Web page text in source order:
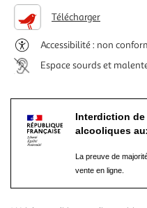
Télécharger
Accessibilité : non
Espace sourds et
Interdiction
alcooliques
La preuve de
vente en ligne.